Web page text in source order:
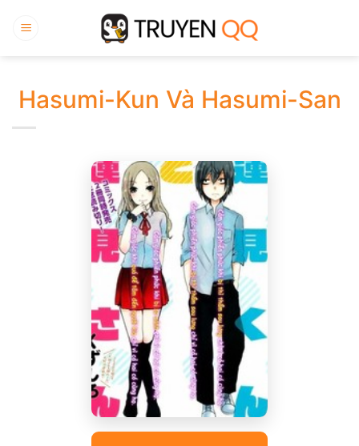
qua
Hasumi-Kun Và Hasumi-San